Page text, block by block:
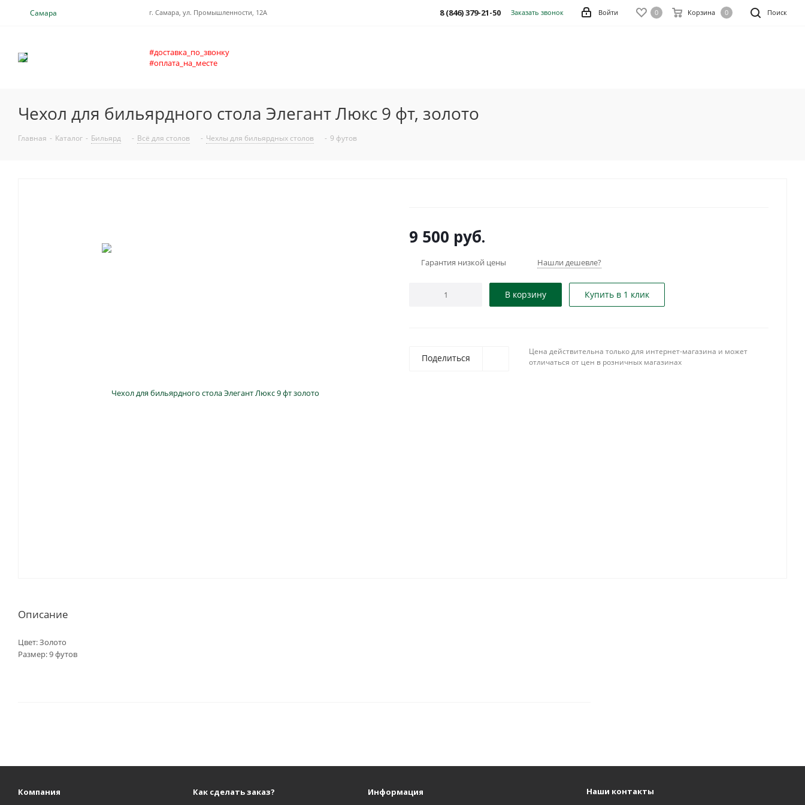
Самара г. Самара, ул. Промышленности, 12А Поиск
0 Корзина 0
Войти
8 (846) 379-21-50 Заказать звонок
#доставка_по_звонку
#оплата_на_месте
Чехол для бильярдного стола Элегант Люкс 9 фт, золото
Главная - Каталог - Бильярд - Всё для столов - Чехлы для бильярдных столов - 9 футов
9 500 руб.
Гарантия низкой цены Нашли дешевле?
В корзину Купить в 1 клик
Поделиться
Цена действительна только для интернет-магазина и может
отличаться от цен в розничных магазинах
Описание
Цвет: Золото
Размер: 9 футов
Компания Как сделать заказ? Информация Наши контакты